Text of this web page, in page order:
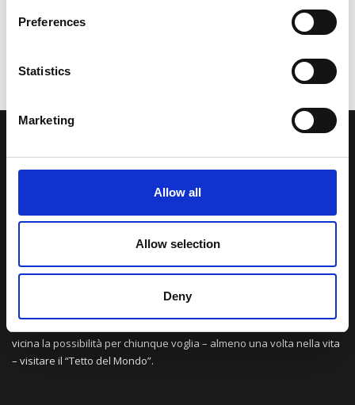
Preferences
Statistics
Marketing
Allow all
Allow selection
Deny
Una comunità di appassionati della cultura tibetana che hanno
avuto modo di viaggiare e conoscere questa meravigliosa regione.
paesaggi e la sua gente è capace di riempire il cuore.
vicina la possibilità per chiunque voglia – almeno una volta nella vita
– visitare il “Tetto del Mondo”.